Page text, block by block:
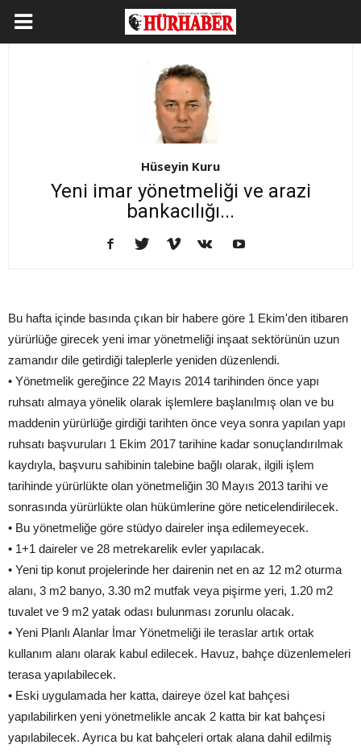
Hüseyin Kuru
Yeni imar yönetmeliği ve arazi
bankacılığı...
Bu hafta içinde basında çıkan bir habere göre 1 Ekim'den itibaren
yürürlüğe girecek yeni imar yönetmeliği inşaat sektörünün uzun
zamandır dile getirdiği taleplerle yeniden düzenlendi.
• Yönetmelik gereğince 22 Mayıs 2014 tarihinden önce yapı
ruhsatı almaya yönelik olarak işlemlere başlanılmış olan ve bu
maddenin yürürlüğe girdiği tarihten önce veya sonra yapılan yapı
ruhsatı başvuruları 1 Ekim 2017 tarihine kadar sonuçlandırılmak
kaydıyla, başvuru sahibinin talebine bağlı olarak, ilgili işlem
tarihinde yürürlükte olan yönetmeliğin 30 Mayıs 2013 tarihi ve
sonrasında yürürlükte olan hükümlerine göre neticelendirilecek.
• Bu yönetmeliğe göre stüdyo daireler inşa edilemeyecek.
• 1+1 daireler ve 28 metrekarelik evler yapılacak.
• Yeni tip konut projelerinde her dairenin net en az 12 m2 oturma
alanı, 3 m2 banyo, 3.30 m2 mutfak veya pişirme yeri, 1.20 m2
tuvalet ve 9 m2 yatak odası bulunması zorunlu olacak.
• Yeni Planlı Alanlar İmar Yönetmeliği ile teraslar artık ortak
kullanım alanı olarak kabul edilecek. Havuz, bahçe düzenlemeleri
terasa yapılabilecek.
• Eski uygulamada her katta, daireye özel kat bahçesi
yapılabilirken yeni yönetmelikle ancak 2 katta bir kat bahçesi
yapılabilecek. Ayrıca bu kat bahçeleri ortak alana dahil edilmiş